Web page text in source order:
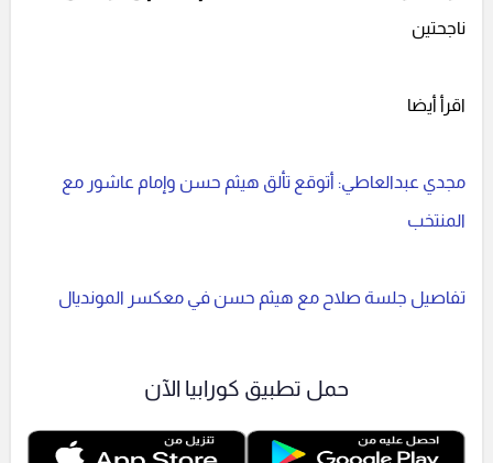
ناجحتين
اقرأ أيضا
مجدي عبدالعاطي: أتوقع تألق هيثم حسن وإمام عاشور مع
المنتخب
تفاصيل جلسة صلاح مع هيثم حسن في معكسر المونديال
حمل تطبيق كورابيا الآن